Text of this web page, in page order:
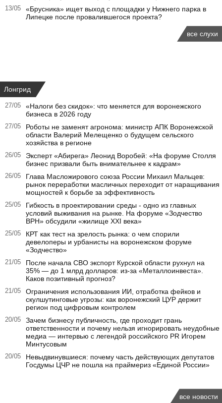
13/05
«Брусника» ищет выход с площадки у Нижнего парка в
Липецке после провалившегося проекта?
все слухи
Лонгрид
27/05
«Налоги без скидок»: что меняется для воронежского
бизнеса в 2026 году
27/05
Роботы не заменят агронома: министр АПК Воронежской
области Валерий Мелещенко о будущем сельского
хозяйства в регионе
26/05
Эксперт «Абирега» Леонид Воробей: «На форуме Столля
бизнес призвали быть внимательнее к кадрам»
26/05
Глава Масложирового союза России Михаил Мальцев:
рынок переработки масличных переходит от наращивания
мощностей к борьбе за эффективность
25/05
Гибкость в проектировании среды - одно из главных
условий выживания на рынке. На форуме «Зодчество
ВРН» обсудили «жилище XXI века»
25/05
КРТ как тест на зрелость рынка: о чем спорили
девелоперы и урбанисты на воронежском форуме
«Зодчество»
21/05
После начала СВО экспорт Курской области рухнул на
35% — до 1 млрд долларов: из-за «Металлоинвеста».
Каков позитивный прогноз?
21/05
Ограничения использования ИИ, отработка фейков и
скулшутинговые угрозы: как воронежский ЦУР держит
регион под цифровым контролем
20/05
Зачем бизнесу публичность, где проходит грань
ответственности и почему нельзя игнорировать неудобные
медиа — интервью с легендой российского PR Игорем
Минтусовым
20/05
Невыдвинувшиеся: почему часть действующих депутатов
Госдумы ЦЧР не пошла на праймериз «Единой России»
все новости